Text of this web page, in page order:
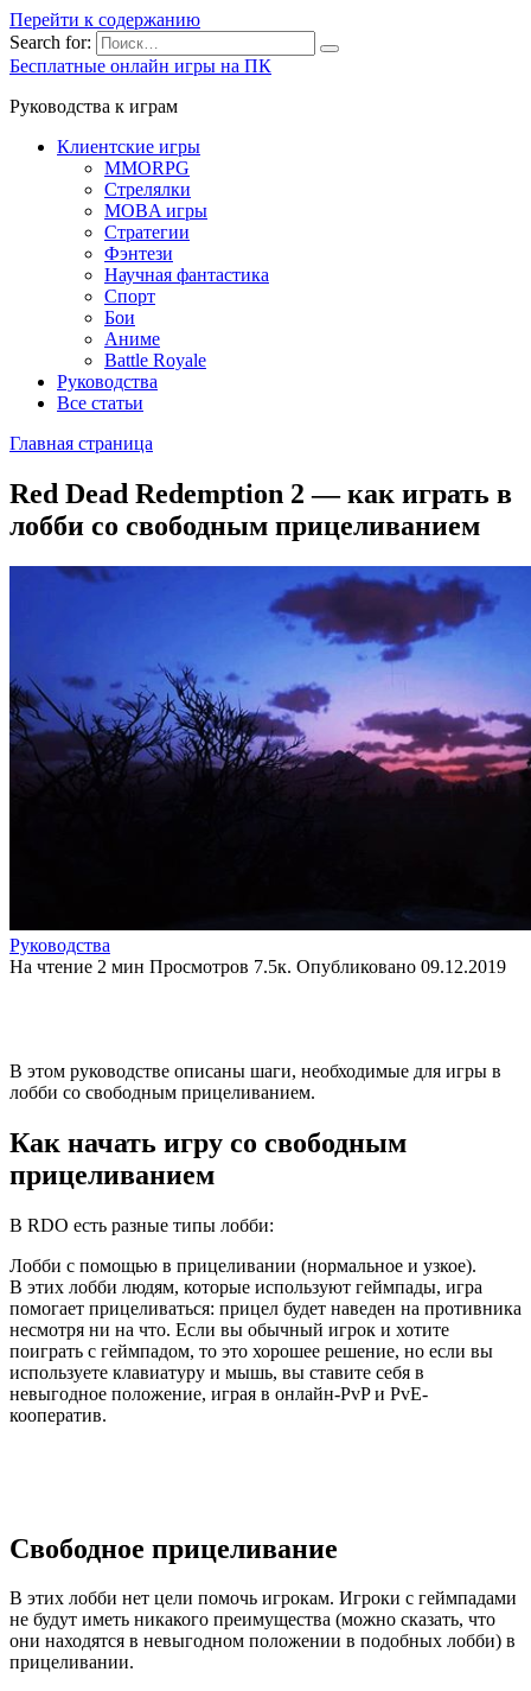
Перейти к содержанию
Search for:
Бесплатные онлайн игры на ПК
Руководства к играм
Клиентские игры
MMORPG
Стрелялки
MOBA игры
Стратегии
Фэнтези
Научная фантастика
Спорт
Бои
Аниме
Battle Royale
Руководства
Все статьи
Главная страница
Red Dead Redemption 2 — как играть в
лобби со свободным прицеливанием
Руководства
На чтение 2 мин Просмотров 7.5к. Опубликовано 09.12.2019
В этом руководстве описаны шаги, необходимые для игры в
лобби со свободным прицеливанием.
Как начать игру со свободным
прицеливанием
В RDO есть разные типы лобби:
Лобби с помощью в прицеливании (нормальное и узкое).
В этих лобби людям, которые используют геймпады, игра
помогает прицеливаться: прицел будет наведен на противника
несмотря ни на что. Если вы обычный игрок и хотите
поиграть с геймпадом, то это хорошее решение, но если вы
используете клавиатуру и мышь, вы ставите себя в
невыгодное положение, играя в онлайн-PvP и PvE-
кооператив.
Свободное прицеливание
В этих лобби нет цели помочь игрокам. Игроки с геймпадами
не будут иметь никакого преимущества (можно сказать, что
они находятся в невыгодном положении в подобных лобби) в
прицеливании.